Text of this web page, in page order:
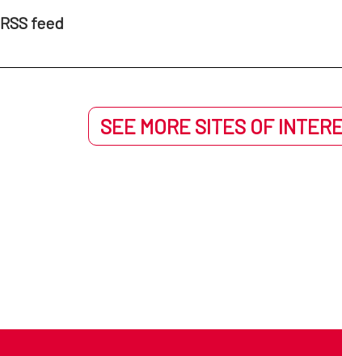
RSS feed
SEE MORE SITES OF